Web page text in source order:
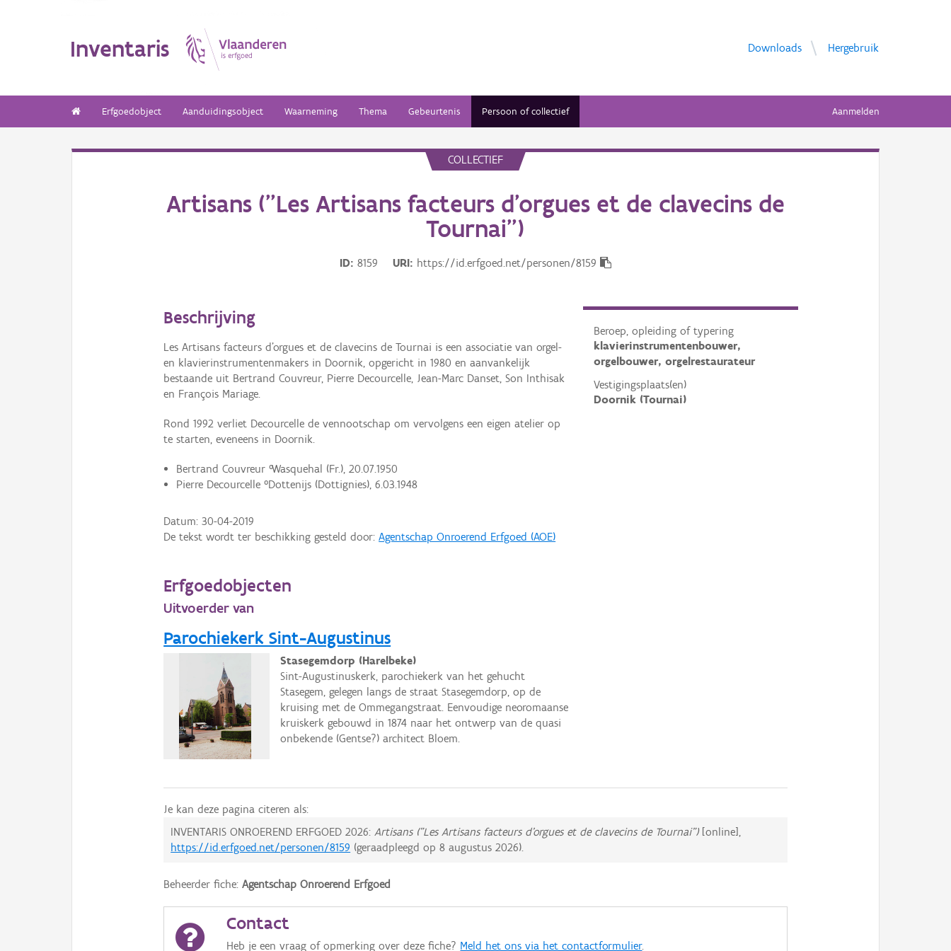
Inventaris Downloads Hergebruik
Erfgoedobject Aanduidingsobject Waarneming Thema Gebeurtenis Persoon of collectief Aanmelden
COLLECTIEF
Artisans ("Les Artisans facteurs d'orgues et de clavecins de
Tournai")
ID 8159 URI https://id.erfgoed.net/personen/8159
Beroep, opleiding of typering
klavierinstrumentenbouwer,
orgelbouwer, orgelrestaurateur
Vestigingsplaats(en)
Doornik (Tournai)
Beschrijving
Les Artisans facteurs d'orgues et de clavecins de Tournai is een associatie van orgel-
en klavierinstrumentenmakers in Doornik, opgericht in 1980 en aanvankelijk
bestaande uit Bertrand Couvreur, Pierre Decourcelle, Jean-Marc Danset, Son Inthisak
en François Mariage.
Rond 1992 verliet Decourcelle de vennootschap om vervolgens een eigen atelier op
te starten, eveneens in Doornik.
Bertrand Couvreur °Wasquehal (Fr.), 20.07.1950
Pierre Decourcelle °Dottenijs (Dottignies), 6.03.1948
Datum:30-04-2019
De tekst wordt ter beschikking gesteld door:Agentschap Onroerend Erfgoed (AOE)
Erfgoedobjecten
Uitvoerder van
Parochiekerk Sint-Augustinus
Stasegemdorp (Harelbeke)
Sint-Augustinuskerk, parochiekerk van het gehucht
Stasegem, gelegen langs de straat Stasegemdorp, op de
kruising met de Ommegangstraat. Eenvoudige neoromaanse
kruiskerk gebouwd in 1874 naar het ontwerp van de quasi
onbekende (Gentse?) architect Bloem.
Je kan deze pagina citeren als:
INVENTARIS ONROEREND ERFGOED 2026:Artisans ("Les Artisans facteurs d'orgues et de clavecins de Tournai")[online],
https://id.erfgoed.net/personen/8159 (geraadpleegd op8 augustus 2026).
Beheerder fiche:Agentschap Onroerend Erfgoed
Contact
Heb je een vraag of opmerking over deze fiche? Meld het ons via het contactformulier.